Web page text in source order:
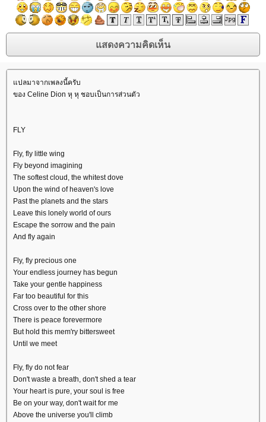
ปลมาจากเพลงนี้ครับ
ของ Celine Dion หุ หุ ชอบเป็นการส่วนตัว
FLY
Fly, fly little wing
Fly beyond imagining
The softest cloud, the whitest dove
Upon the wind of heaven's love
Past the planets and the stars
Leave this lonely world of ours
Escape the sorrow and the pain
And fly again
Fly, fly precious one
Your endless journey has begun
Take your gentle happiness
Far too beautiful for this
Cross over to the other shore
There is peace forevermore
But hold this mem'ry bittersweet
Until we meet
Fly, fly do not fear
Don't waste a breath, don't shed a tear
Your heart is pure, your soul is free
Be on your way, don't wait for me
Above the universe you'll climb